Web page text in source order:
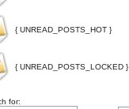
{ UNREAD_POSTS_HOT }
{ UNREAD_POSTS_LOCKED }
for: